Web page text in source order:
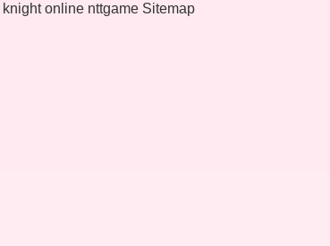
knight online nttgame Sitemap